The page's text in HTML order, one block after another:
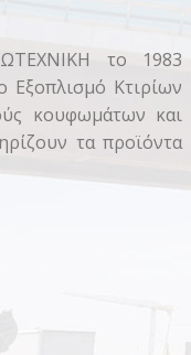
το 1983
Εξοπλισμό Κτιρίων
κουφωμάτων και
τα προϊόντα